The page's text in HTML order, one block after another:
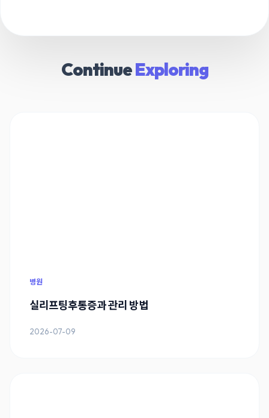
ContinueExploring
병원
실리프팅후통증과 관리 방법
2026-07-09